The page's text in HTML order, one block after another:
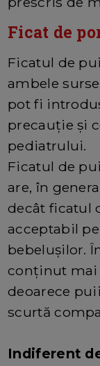
Ficat de
Ficatul de
ambele
pot fi
precauție și
pediatrului.
Ficatul de
are, în
decât ficatul
acceptabil
bebelușilor.
conținut mai
deoarece
scurtă
Indiferent